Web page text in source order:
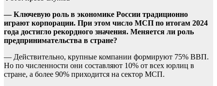
— Ключевую роль в экономике России традиционно
играют корпорации. При этом число МСП по итогам 2024
года достигло рекордного значения. Меняется ли роль
предпринимательства в стране?
— Действительно, крупные компании формируют 75% ВВП.
Но по численности они составляют 10% от всех юрлиц в
стране, а более 90% приходится на сектор МСП.